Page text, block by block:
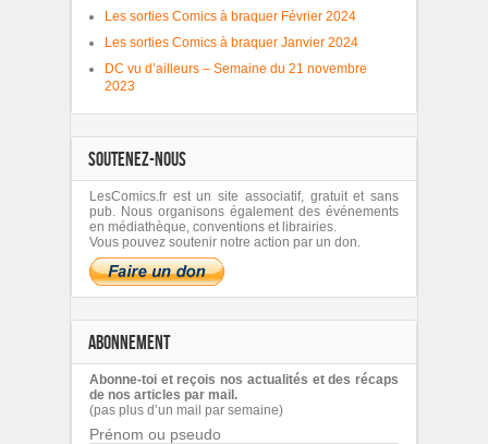
Les sorties Comics à braquer Février 2024
Les sorties Comics à braquer Janvier 2024
DC vu d’ailleurs – Semaine du 21 novembre
2023
SOUTENEZ-NOUS
LesComics.fr est un site associatif, gratuit et sans
pub. Nous organisons également des événements
en médiathèque, conventions et librairies.
Vous pouvez soutenir notre action par un don.
ABONNEMENT
Abonne-toi et reçois nos actualités et des récaps
de nos articles par mail.
(pas plus d’un mail par semaine)
Prénom ou pseudo